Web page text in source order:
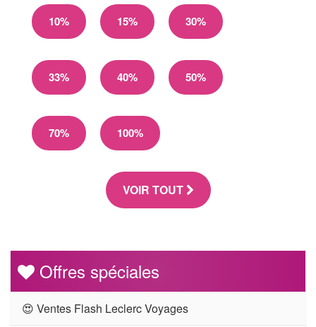
10% 15% 30%
33% 40% 50%
70% 100%
VOIR TOUT
Offres spéciales
😍 Ventes Flash Leclerc Voyages